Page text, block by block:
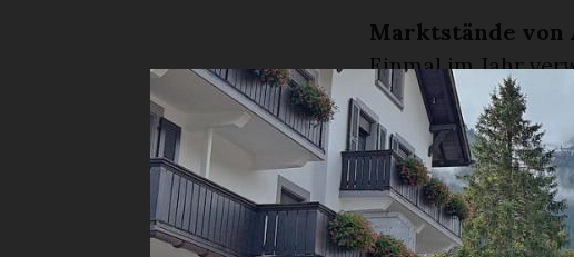
Marktstände von
Einmal im Jahr
Von Absinth bis
alles zu finden,
Morgen und
Besucher:innen
Gegebenheiten